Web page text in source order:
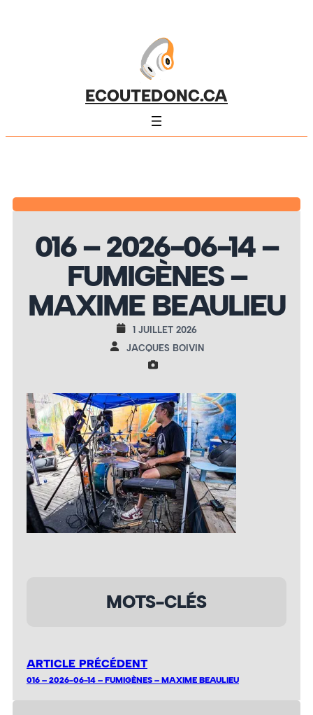
ECOUTEDONC.CA
016 – 2026-06-14 –
FUMIGÈNES –
MAXIME BEAULIEU
1 JUILLET 2026
JACQUES BOIVIN
MOTS-CLÉS
ARTICLE PRÉCÉDENT
016 – 2026-06-14 – FUMIGÈNES – MAXIME BEAULIEU